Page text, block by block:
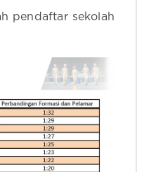
pendaftar sekolah